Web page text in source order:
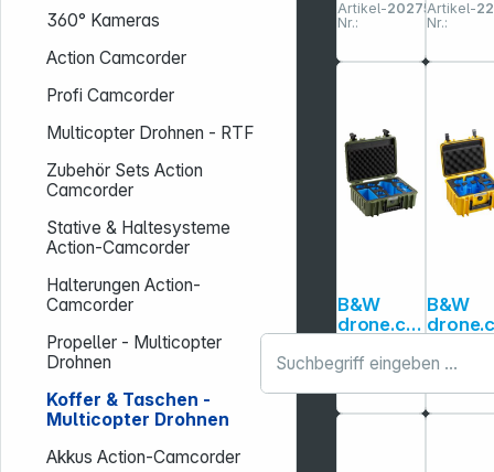
360° Kameras
Action Camcorder
Profi Camcorder
Multicopter Drohnen - RTF
Zubehör Sets Action
Camcorder
Stative & Haltesysteme
Action-Camcorder
Halterungen Action-
Camcorder
Propeller - Multicopter
Drohnen
Koffer & Taschen -
Multicopter Drohnen
Akkus Action-Camcorder
schwarz
für DJI
Pro
Artikel-
Nr.:
202759für DJI
Neo 2
Artikel-
Nr.:
B&W
drone.ca
bronze-
DJI Mavic
4 Pro
Artikel-
Nr.:
202773
B&W
gelb für
Artikel-
Nr.: